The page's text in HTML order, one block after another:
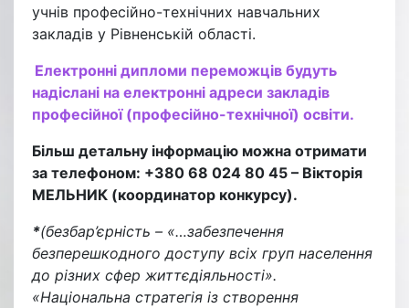
учнів професійно-технічних навчальних
закладів у Рівненській області.
Електронні дипломи переможців будуть
надіслані на електронні адреси закладів
професійної (професійно-технічної) освіти.
Більш детальну інформацію можна отримати
за телефоном: +380 68 024 80 45 – Вікторія
МЕЛЬНИК (координатор конкурсу).
*(безбар’єрність – «…забезпечення
безперешкодного доступу всіх груп населення
до різних сфер життєдіяльності».
«Національна стратегія із створення